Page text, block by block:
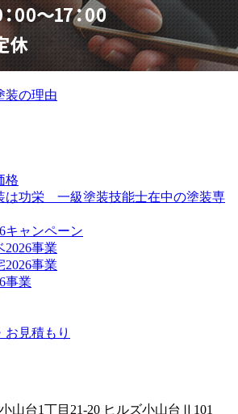
装の理由
格
は功栄 一級塗装技能士在中の塗装専
キャンペーン
2026事業
2026事業
事業
お見積もり
山台1丁目21-20 ヒルズ小山台Ⅱ101